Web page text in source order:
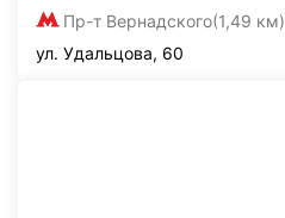
Пр-т Вернадского(1,49 км)
ул. Удальцова, 60